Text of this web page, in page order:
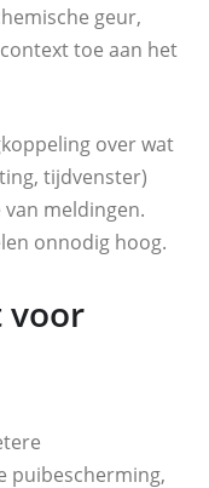
geur,
toe aan het
over wat
tijdvenster)
meldingen.
onnodig hoog.
voor
puibescherming,